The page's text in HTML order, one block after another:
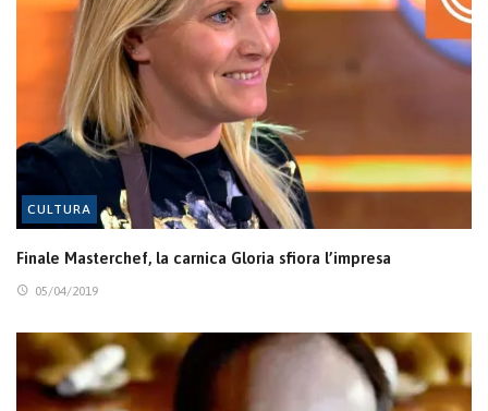
CULTURA
Finale Masterchef, la carnica Gloria sfiora l’impresa
05/04/2019